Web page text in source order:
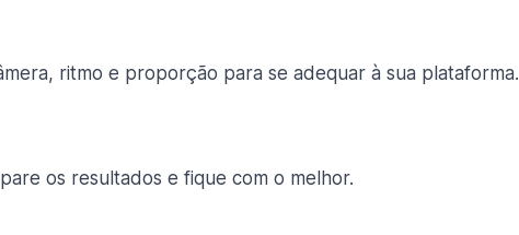
ritmo e proporção para se adequar à sua plataforma.
os resultados e fique com o melhor.